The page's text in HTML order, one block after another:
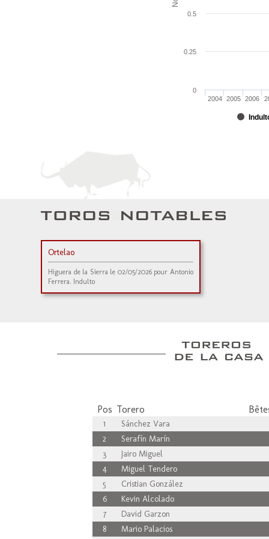
2004 2005 2006
0
0.25
0.5
Ortelao
Higuera de la Sierra le 02/05/2026 pour Antonio
Ferrera. Indulto
Pos Torero
1 Sánchez Vara
2
Serafín Marín
3
Jairo Miguel
4
Miguel Tendero
5
Cristian González
6
Kevin Alcolado
7
David Garzon
8
Mario Palacios